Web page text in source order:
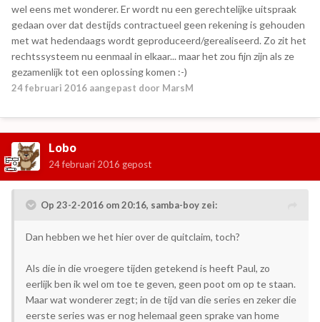
wel eens met wonderer. Er wordt nu een gerechtelijke uitspraak
gedaan over dat destijds contractueel geen rekening is gehouden
met wat hedendaags wordt geproduceerd/gerealiseerd. Zo zit het
rechtssysteem nu eenmaal in elkaar... maar het zou fijn zijn als ze
gezamenlijk tot een oplossing komen :-)
24 februari 2016 aangepast door MarsM
Lobo
24 februari 2016 gepost
Op 23-2-2016 om 20:16, samba-boy zei:
Dan hebben we het hier over de quitclaim, toch?
Als die in die vroegere tijden getekend is heeft Paul, zo
eerlijk ben ik wel om toe te geven, geen poot om op te staan.
Maar wat wonderer zegt; in de tijd van die series en zeker die
eerste series was er nog helemaal geen sprake van home